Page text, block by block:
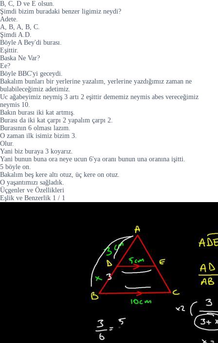
B, C, D ve E olsun.
Şimdi bizim buradaki benzer ligimiz neydi?
Adete.
A, B, A, B, C.
Şimdi A.D.
Böyle A Bey'di burası.
Eşittir.
Baska Ne Var?
Ee?
Böyle BBC'yi geceydi.
Bakalım bunları bir yerlerine yazalım, yerlerine yazdığımız zaman ne
bulabileceğimiz adetimiz.
Uc ağabeyimiz neymiş 3 artı 2 eşittir dememiz neymis abes vereceğimiz
neymis 10.
Bakın burası iki kat artmış.
Burası da iki kat çarpı 2 yapalım çarpı 2.
Burasının 6 olması lazım.
O zaman ilk isimiz bizim 3.
Olur.
Yani biz buraya 3 koyarız.
Yani bunun buna ora neye ucun 6'ya oranı bunun una oranına işitti.
5 böyle on.
Bakalım beş kere altı otuz, üç kere on otuz.
O yaşantımızı sağladık.
Üçgenler ve Özellikleri
Eşlik ve Benzerlik 1 / 1